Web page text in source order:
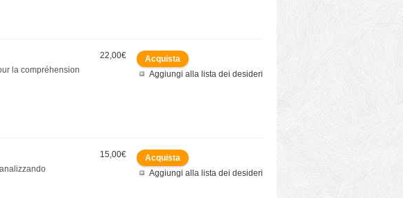
Aggiungi alla lista dei desideri
22,00€
la compréhension
Aggiungi alla lista dei desideri
15,00€